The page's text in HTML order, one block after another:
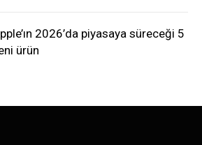
2026’da piyasaya süreceği 5
ürün